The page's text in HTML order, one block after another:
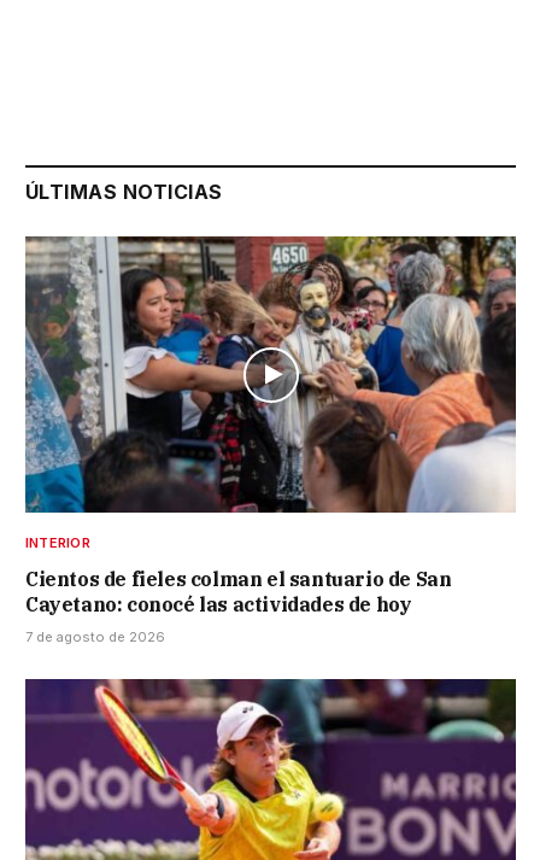
ÚLTIMAS NOTICIAS
INTERIOR
Cientos de fieles colman el santuario de San
Cayetano: conocé las actividades de hoy
7 de agosto de 2026